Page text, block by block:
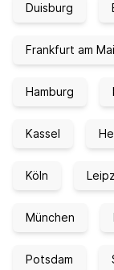
Duisburg
Frankfurt am
Hamburg
Kassel
Köln
München
Potsdam